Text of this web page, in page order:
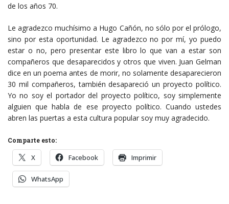
de los años 70.
Le agradezco muchísimo a Hugo Cañón, no sólo por el prólogo,
sino por esta oportunidad. Le agradezco no por mí, yo puedo
estar o no, pero presentar este libro lo que van a estar son
compañeros que desaparecidos y otros que viven. Juan Gelman
dice en un poema antes de morir, no solamente desaparecieron
30 mil compañeros, también desapareció un proyecto político.
Yo no soy el portador del proyecto político, soy simplemente
alguien que habla de ese proyecto político. Cuando ustedes
abren las puertas a esta cultura popular soy muy agradecido.
Comparte esto:
X Facebook Imprimir
WhatsApp